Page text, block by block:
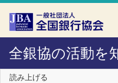
本文へスキップ
障がい者向け相談窓口
全銀協の活動を
読み上げる